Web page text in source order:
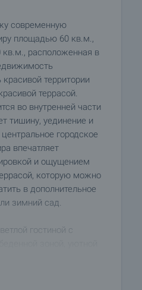
современную
площадью 60 кв.м.,
расположенная в
территории
террасой.
во внутренней части
тишину, уединение и
городское
впечатляет
и ощущением
которую можно
в дополнительное
зимний сад.
гостиной с
и оборудована